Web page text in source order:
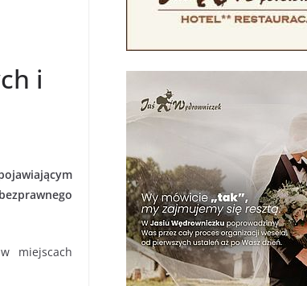
i
miejscach